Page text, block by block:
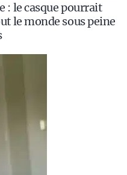
le casque pourrait
le monde sous peine